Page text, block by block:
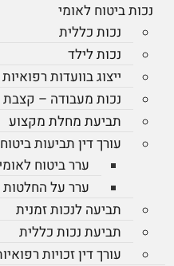
נכות ביטוח לאומי
נכות כללית
נכות לילד
ייצוג בוועדות רפואיות
נכות מעבודה – קצבת
תביעת מחלת מקצוע
עורך דין תביעות
ערר ביטוח
ערר על החלטות
תביעה לנכות זמנית
תביעת נכות כללית
עורך דין זכויות